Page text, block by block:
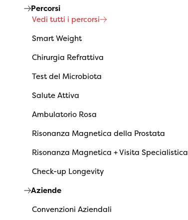
Percorsi
Vedi tutti i percorsi
Smart Weight
Chirurgia Refrattiva
Test del Microbiota
Salute Attiva
Ambulatorio Rosa
Risonanza Magnetica della Prostata
Risonanza Magnetica + Visita Specialistica
Check-up Longevity
Aziende
Convenzioni Aziendali